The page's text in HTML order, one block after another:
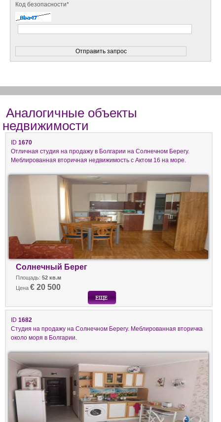
Код безопасности*
Аналогичные объекты
недвижимости
ID 1670
Отличная студия на продажу в Болгарии на Солнечном Берегу.
Меблированная вторичная недвижимость с Актом 16 на море.
Солнечный Берег
Площадь: 52 кв.м
Цена € 20 500
ID 1682
Студия на продажу на Солнечном Берегу. Меблированная вторичка
около моря в Болгарии.